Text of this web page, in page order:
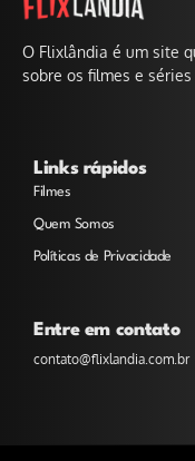
O Flixlândia é um site
sobre os filmes e
Links rápidos
Filmes
Quem Somos
Políticas de Privacidade
Entre em contato
contato@flixlandia.com.br